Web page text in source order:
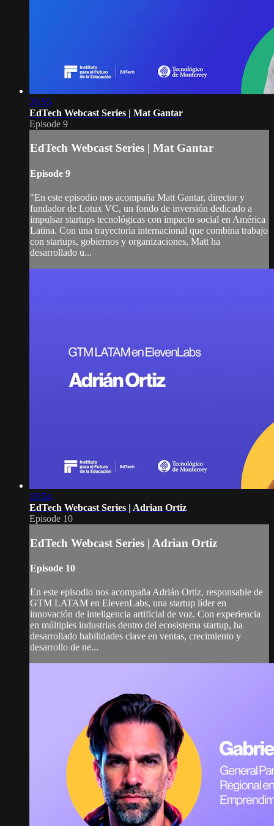
20:55
EdTech Webcast Series | Mat Gantar
Episode 9
EdTech Webcast Series | Mat Gantar
Episode 9
"En este episodio nos acompaña Matt Gantar, director y
fundador de Lotux VC, un fondo de inversión dedicado a
impulsar startups tecnológicas con impacto social en América
Latina. Con una trayectoria internacional que combina trabajo
con startups, gobiernos y organizaciones, Matt ha
desarrollado u...
19:54
EdTech Webcast Series | Adrian Ortiz
Episode 10
EdTech Webcast Series | Adrian Ortiz
Episode 10
En este episodio nos acompaña Adrián Ortiz, responsable de
GTM LATAM en ElevenLabs, una startup líder en
innovación de inteligencia artificial de voz. Con experiencia
en múltiples industrias dentro del ecosistema startup, ha
desarrollado habilidades clave en ventas, crecimiento y
desarrollo de ne...